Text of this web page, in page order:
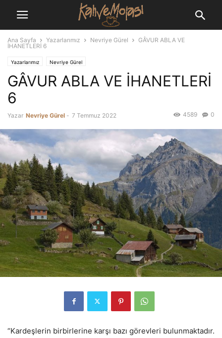
Ana Sayfa Yazarlarımız Nevriye Gürel
GÂVUR ABLA VE
İHANETLERİ 6
Yazarlarımız Nevriye Gürel
GÂVUR ABLA VE İHANETLERİ
6
Yazar Nevriye Gürel - 7 Temmuz 2022 0
4589
“Kardeşlerin birbirlerine karşı bazı görevleri bulunmaktadır.